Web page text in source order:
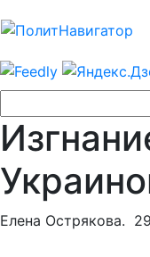
Елена Острякова.